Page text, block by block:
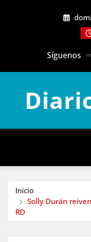
Síguenos
Inicio
Solly Durán
RD